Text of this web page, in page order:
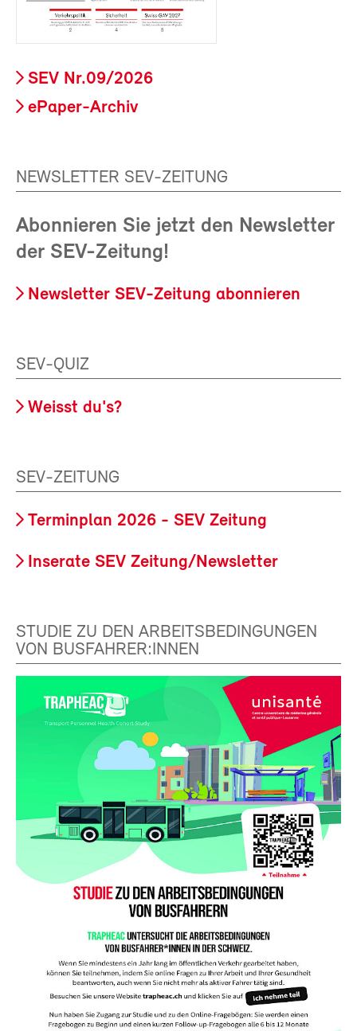
SEV Nr.09/2026
ePaper-Archiv
NEWSLETTER SEV-ZEITUNG
Abonnieren Sie jetzt den Newsletter
der SEV-Zeitung!
Newsletter SEV-Zeitung abonnieren
SEV-QUIZ
Weisst du's?
SEV-ZEITUNG
Terminplan 2026 - SEV Zeitung
Inserate SEV Zeitung/Newsletter
STUDIE ZU DEN ARBEITSBEDINGUNGEN
VON BUSFAHRER:INNEN